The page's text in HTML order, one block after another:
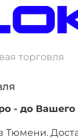
торговля
- до Вашего
Тюмени.